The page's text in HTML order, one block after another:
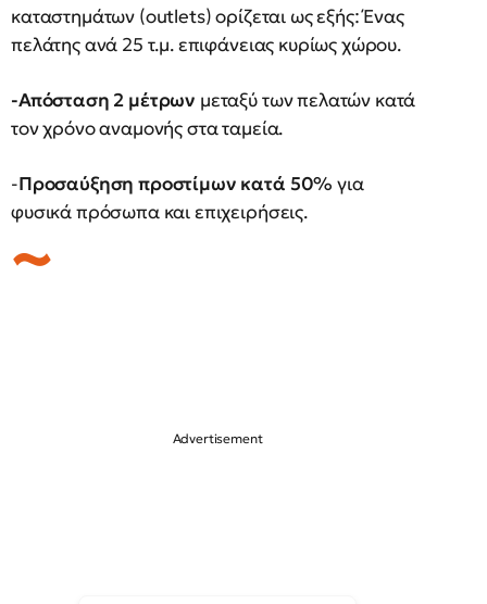
καταστημάτων (outlets) ορίζεται ως εξής: Ένας
πελάτης ανά 25 τ.μ. επιφάνειας κυρίως χώρου.
-Απόσταση 2 μέτρων μεταξύ των πελατών κατά
τον χρόνο αναμονής στα ταμεία.
-Προσαύξηση προστίμων κατά 50%για
φυσικά πρόσωπα και επιχειρήσεις.